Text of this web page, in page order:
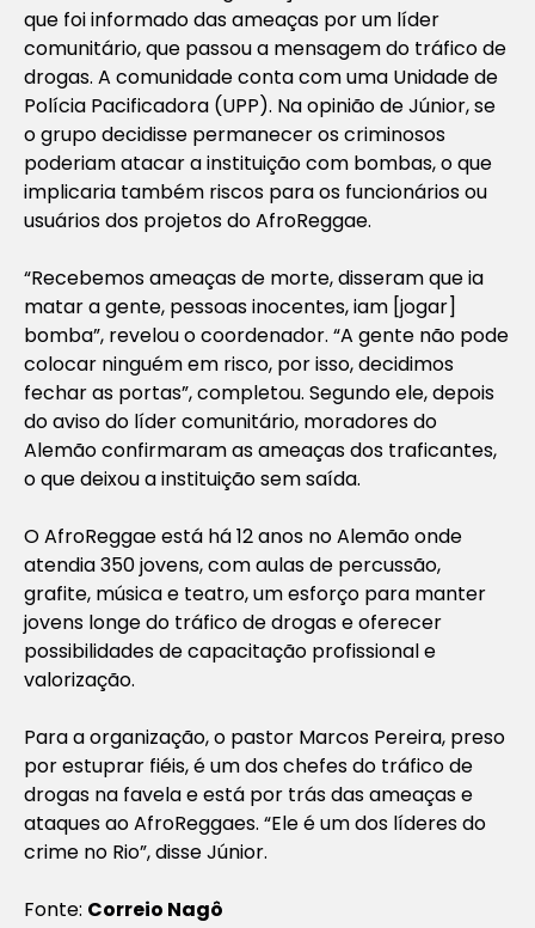
que foi informado das ameaças por um líder
comunitário, que passou a mensagem do tráfico de
drogas. A comunidade conta com uma Unidade de
Polícia Pacificadora (UPP). Na opinião de Júnior, se
o grupo decidisse permanecer os criminosos
poderiam atacar a instituição com bombas, o que
implicaria também riscos para os funcionários ou
usuários dos projetos do AfroReggae.
“Recebemos ameaças de morte, disseram que ia
matar a gente, pessoas inocentes, iam [jogar]
bomba”, revelou o coordenador. “A gente não pode
colocar ninguém em risco, por isso, decidimos
fechar as portas”, completou. Segundo ele, depois
do aviso do líder comunitário, moradores do
Alemão confirmaram as ameaças dos traficantes,
o que deixou a instituição sem saída.
O AfroReggae está há 12 anos no Alemão onde
atendia 350 jovens, com aulas de percussão,
grafite, música e teatro, um esforço para manter
jovens longe do tráfico de drogas e oferecer
possibilidades de capacitação profissional e
valorização.
Para a organização, o pastor Marcos Pereira, preso
por estuprar fiéis, é um dos chefes do tráfico de
drogas na favela e está por trás das ameaças e
ataques ao AfroReggaes. “Ele é um dos líderes do
crime no Rio”, disse Júnior.
Fonte: Correio Nagô